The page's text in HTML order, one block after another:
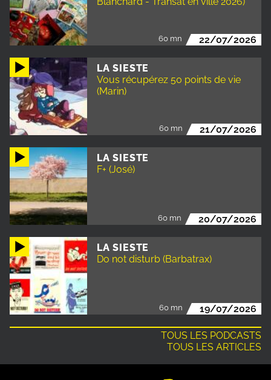
60 mn 22/07/2026
LA SIESTE
Vous récupérez 50 points de vie
(Marin)
60 mn 21/07/2026
LA SIESTE
F+ (José)
60 mn 20/07/2026
LA SIESTE
Do not disturb (Barbatrax)
60 mn 19/07/2026
TOUS LES PODCASTS
TOUS LES ARTICLES